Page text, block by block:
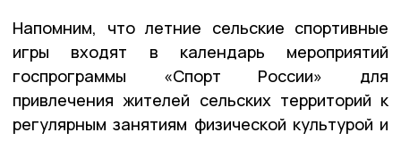
Напомним, что летние сельские спортивные
игры входят в календарь мероприятий
госпрограммы «Спорт России» для
привлечения жителей сельских территорий к
регулярным занятиям физической культурой и